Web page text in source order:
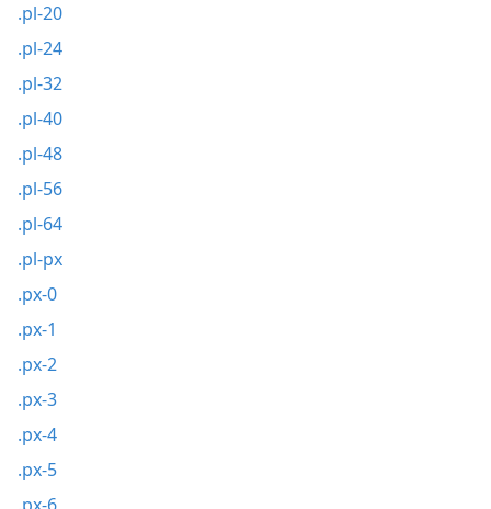
.pl-20
.pl-24
.pl-32
.pl-40
.pl-48
.pl-56
.pl-64
.pl-px
.px-0
.px-1
.px-2
.px-3
.px-4
.px-5